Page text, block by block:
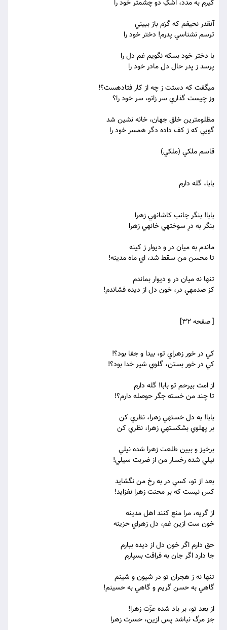
گيرم به مدد، اشکِ دو چشم‏تر خود را
آنقدر نحيفم که گرَم باز ببيني
ترسم نشناسي پدرم! دختر خود را
با دختر خود بسکه نگويم غم دل را
پرسد ز پدر حال دل مادر خود را
مي‏گفت که دستت ز چه از کار فتاده‏ست؟!
وز چيست گذاري سر زانو، سر خود را؟
مظلوم‏ترين خلق جهان، خانه نشين شد
گويي که ز کف داده دگر همسر خود را
قاسم ملکي (ملکي)
بابا، گله دارم
بابا! بنگر جانب کاشانه‏ي زهرا
بنگر به درِ سوخته‏ي خانه‏ي زهرا
ماندم به ميان در و ديوار ز کينه
تا محسن من سقط شد، اي ماه مدينه!
تنها نه ميان در و ديوار بماندم
کز صدمه‏ي در، خون دل از ديده فشاندم!
[ صفحه 32]
کي در خور زهراي تو، بيدا و جفا بود؟!
کي در خور بستن، گلوي شير خدا بود؟!
از امت بي‏رحم تو بابا! گله دارم
تا چند من خسته جگر حوصله دارم؟!
بابا! به دل خسته‏ي زهرا، نظري کن
بر پهلوي بشکسته‏ي زهرا، نظري کن
برخيز و ببين طلعت زهرا شده نيلي
نيلي شده رخسار من از ضربت سيلي!
بعد از تو، کسي در به رخ من نگشايد
کس نيست که بر محنت زهرا نفزايد!
از گريه، مرا منع کنند اهل مدينه
خون ست ازين غم، دل زهراي حزينه
حق دارم اگر خون دل از ديده ببارم
جا دارد اگر جان به فراقت بسپارم
تنها نه ز هجران تو در شيون و شينم
گاهي به حسن گريم و گاهي به حسينم!
از بعد تو، بر باد شده عزّت زهرا!
جز مرگ نباشد پس ازين، حسرت زهرا